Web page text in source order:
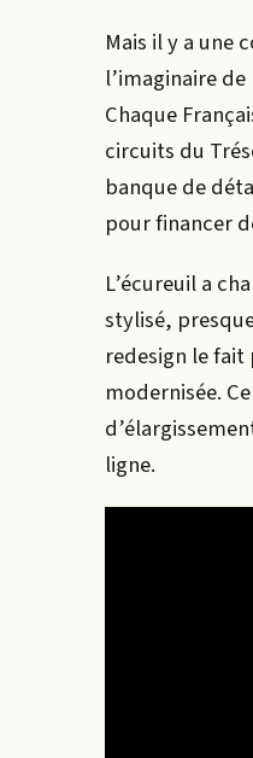
Mais il y a une
l’imaginaire
Chaque
circuits du
banque de
pour financer
L’écureuil a
stylisé,
redesign le fait
modernisée.
ligne.